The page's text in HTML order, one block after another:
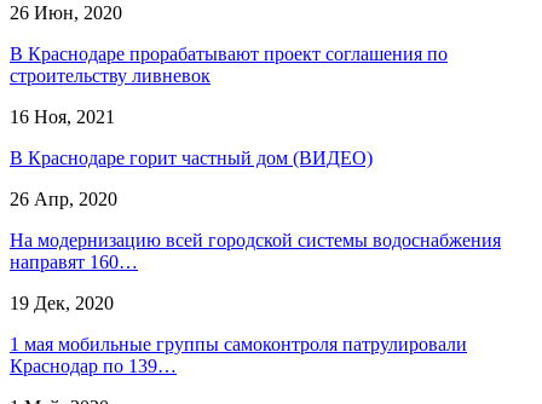
26 Июн, 2020
В Краснодаре прорабатывают проект соглашения по
строительству ливневок
16 Ноя, 2021
В Краснодаре горит частный дом (ВИДЕО)
26 Апр, 2020
На модернизацию всей городской системы водоснабжения
направят 160…
19 Дек, 2020
1 мая мобильные группы самоконтроля патрулировали
Краснодар по 139…